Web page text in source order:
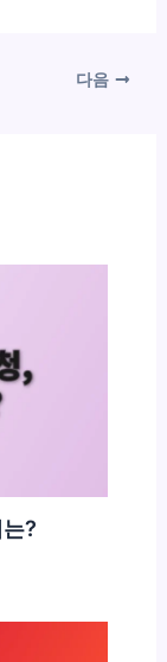
다음
?